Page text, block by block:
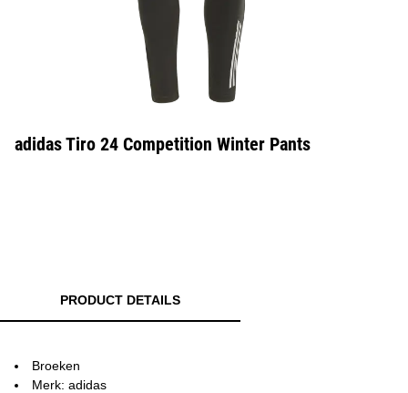
adidas Tiro 24 Competition Winter Pants
PRODUCT DETAILS
Broeken
Merk: adidas